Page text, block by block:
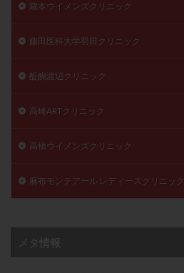
蔵本ウイメンズクリニック
藤田医科大学羽田クリニック
醍醐渡辺クリニック
高崎ARTクリニック
高橋ウイメンズクリニック
麻布モンテアール レディースクリニック